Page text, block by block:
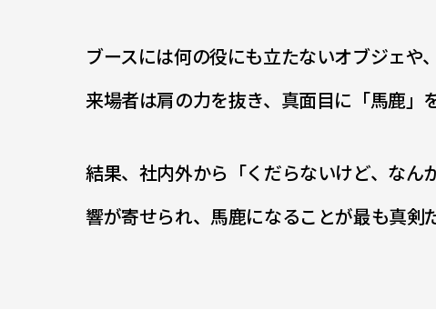
ブースには何の役にも立たないオブジェや
来場者は肩の力を抜き、真面目に「馬鹿」
結果、社内外から「くだらないけど、な
響が寄せられ、馬鹿になることが最も真剣